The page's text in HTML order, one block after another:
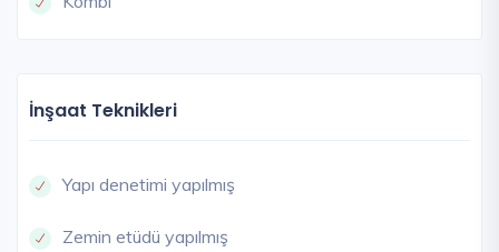
İnşaat Teknikleri
Yapı denetimi yapılmış
Zemin etüdü yapılmış